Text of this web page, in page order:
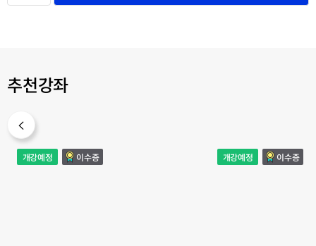
등
추천강좌
여
성
과
개강예정 이수증 국
제
사
개강예정 이수증